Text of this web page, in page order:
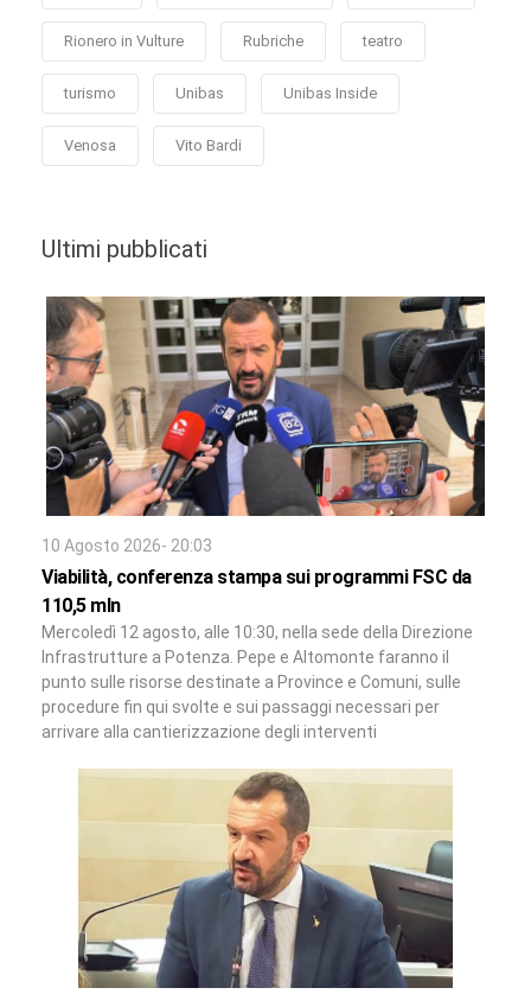
Rionero in Vulture Rubriche teatro
turismo Unibas Unibas Inside
Venosa Vito Bardi
Ultimi pubblicati
10 Agosto 2026- 20:03
Viabilità, conferenza stampa sui programmi FSC da
110,5 mln
Mercoledì 12 agosto, alle 10:30, nella sede della Direzione
Infrastrutture a Potenza. Pepe e Altomonte faranno il
punto sulle risorse destinate a Province e Comuni, sulle
procedure fin qui svolte e sui passaggi necessari per
arrivare alla cantierizzazione degli interventi